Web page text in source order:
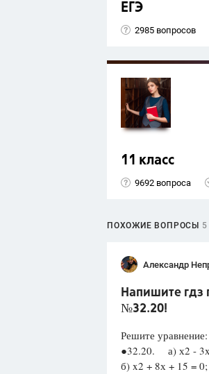
ЕГЭ
2985 вопросов
11 класс
9692 вопроса
ПОХОЖИЕ ВОПРОСЫ 5
Александр
Напишите гдз
№32.20!
Решите уравнение:
●32.20. а) х2 -
б) x2 + 8х